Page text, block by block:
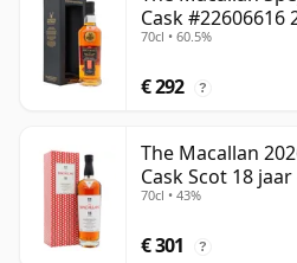
Cask #22606616
70cl • 60.5%
€ 292 ?
The Macallan
Cask Scot 18
70cl • 43%
€ 301 ?